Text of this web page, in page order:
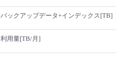
バックアップデータ+インデックス[TB]
利用量[TB/月]